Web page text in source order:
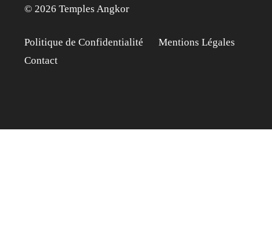
© 2026 Temples Angkor
Politique de Confidentialité
Mentions Légales
Contact